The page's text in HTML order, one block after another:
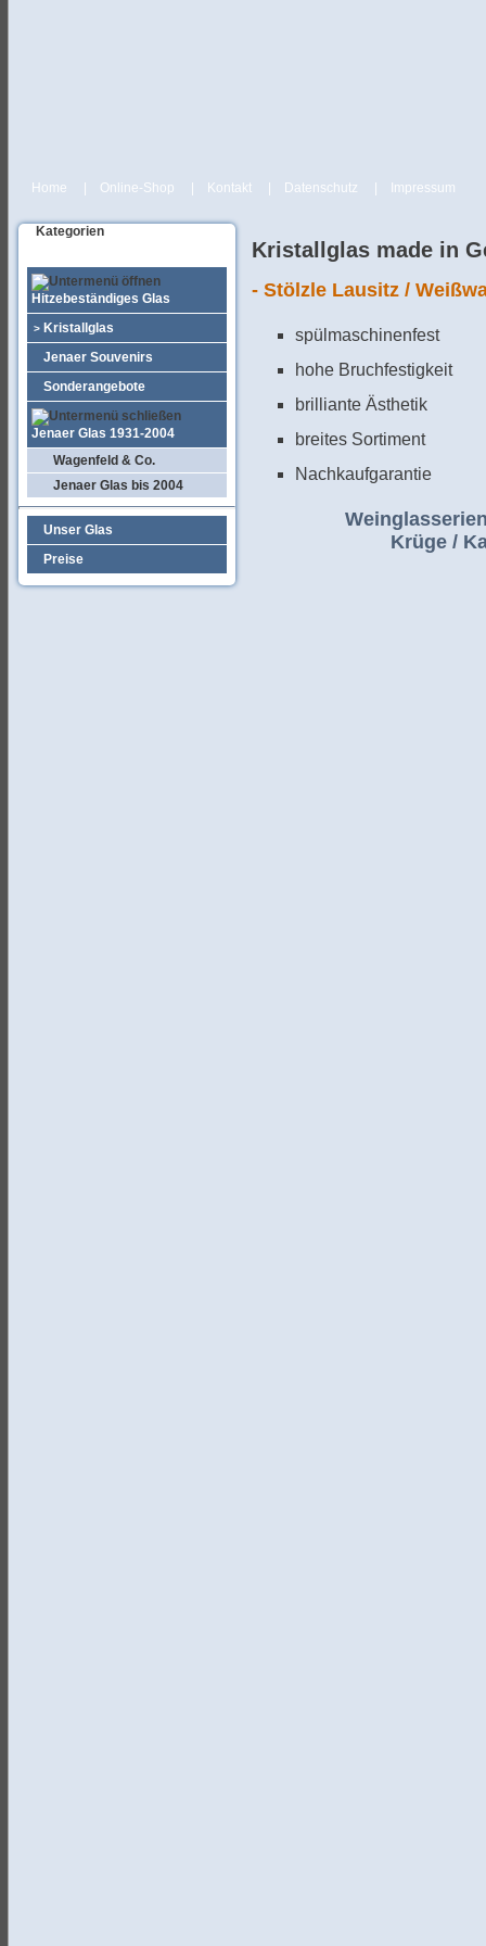
Home Online-Shop Kontakt Datenschutz Impressum
Kategorien
Hitzebeständiges Glas
> Kristallglas
Jenaer Souvenirs
Sonderangebote
Jenaer Glas 1931-2004
Wagenfeld & Co.
Jenaer Glas bis 2004
Unser Glas
Preise
Kristallglas made in
- Stölzle Lausitz /
spülmaschinenfest
hohe Bruchfestigkeit
brilliante Ästhetik
breites Sortiment
Nachkaufgarantie
Krüge /